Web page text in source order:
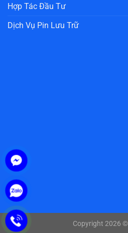
Hợp Tác Đầu Tư
Dịch Vụ Pin Lưu Trữ
Copyright 2026 ©